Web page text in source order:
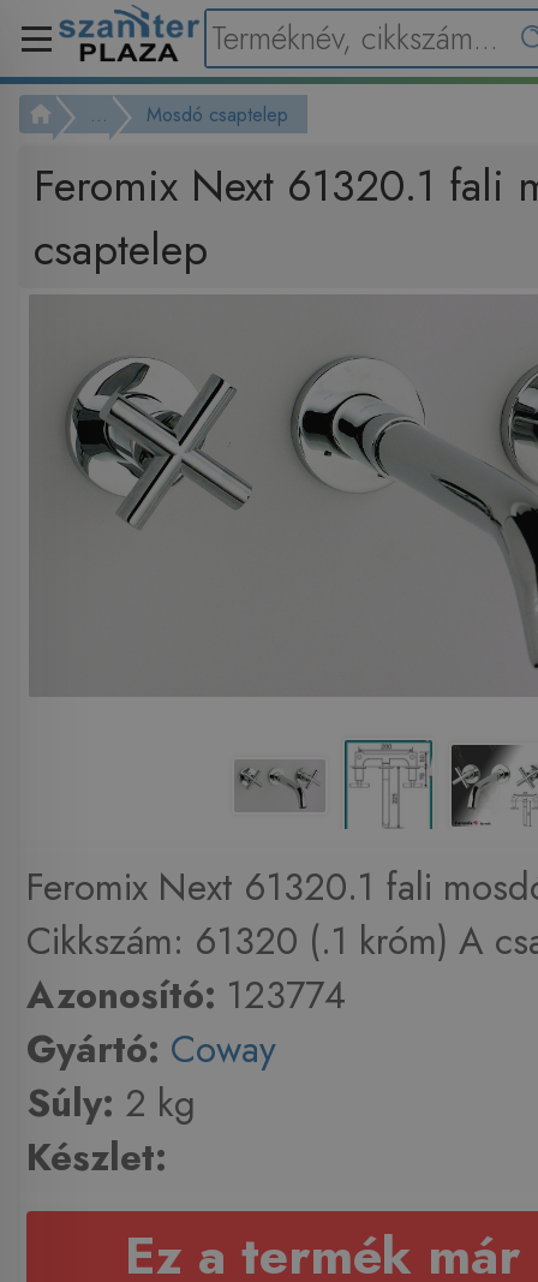
... Mosdó csaptelep
Feromix Next 61320.1 fali
csaptelep
Feromix Next 61320.1 fali
Cikkszám: 61320 (.1 króm) A
Azonosító: 123774
Gyártó: Coway
Súly: 2 kg
Készlet:
Ez a termék már